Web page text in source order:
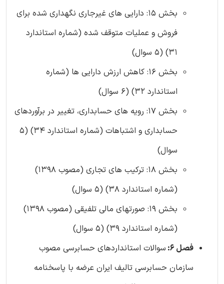
بخش 15: دارایی های غیرجاری نگهداری شده برای
فروش و عملیات متوقف شده (شماره استاندارد
31) (5 سوال)
بخش 16: کاهش ارزش دارایی ها (شماره
استاندارد 32) (6 سوال)
بخش 17: رویه های حسابداری، تغییر در برآوردهای
حسابداری و اشتباهات (شماره استاندارد 34) (5
سوال)
بخش 18: ترکیب های تجاری (مصوب 1398)
(شماره استاندارد 38) (5 سوال)
بخش 19: صورتهای مالی تلفیقی (مصوب 1398)
(شماره استاندارد 39) (5 سوال)
فصل 6:
سوالات استانداردهای حسابرسی مصوب
سازمان حسابرسی تالیف ایران عرضه با پاسخنامه